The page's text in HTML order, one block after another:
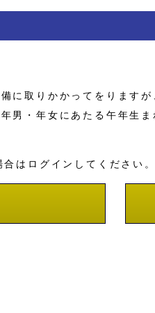
に取りかかってをります
男・年女にあたる午年生
はログインしてください